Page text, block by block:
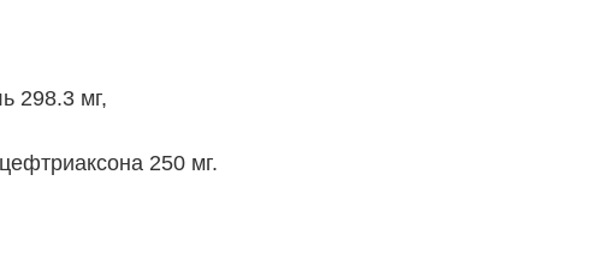
298.3 мг,
250 мг.